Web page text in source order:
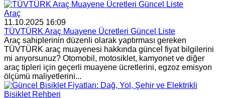
Araç
11.10.2025 16:09
TÜVTÜRK Araç Muayene Ücretleri Güncel Liste
Araç sahiplerinin düzenli olarak yaptırması gereken
TÜVTÜRK araç muayenesi hakkında güncel fiyat bilgilerini
mi arıyorsunuz? Otomobil, motosiklet, kamyonet ve diğer
araç tipleri için geçerli muayene ücretlerini, egzoz emisyon
ölçümü maliyetlerini...